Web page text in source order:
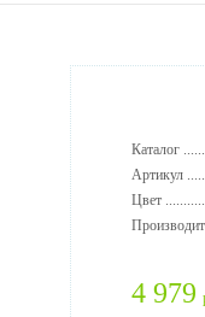
Каталог
Артикул
Цвет
4 979